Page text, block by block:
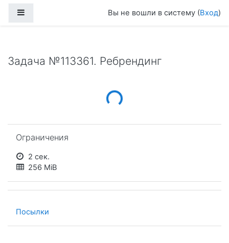
Вы не вошли в систему (Вход)
Задача №113361. Ребрендинг
Loading...
Ограничения
2 сек.
256 MiB
Посылки